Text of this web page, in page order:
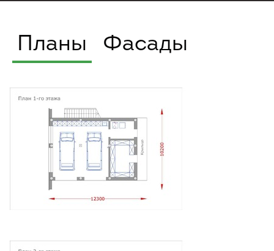
Планы Фасады